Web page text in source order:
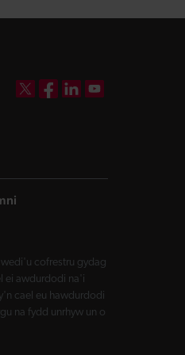
cofrestru gydag
ei awdurdodi na'i
cael eu hawdurdodi
na fydd unrhyw un o